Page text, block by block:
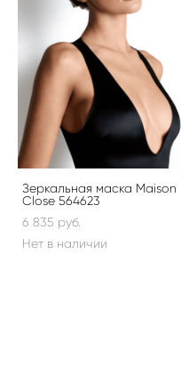
Зеркальная маска Maison
Close 564623
6 835 pуб.
Нет в наличии